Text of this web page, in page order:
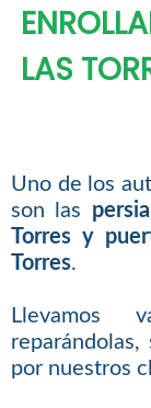
LAS
Uno de los
son las
Torres y
Torres.
Llevamos
por nuestros